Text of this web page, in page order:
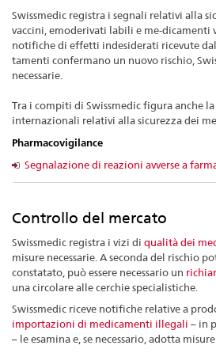
Swissmedic registra i segnali relativi alla
vaccini, emoderivati labili e me-dicamenti
notifiche di effetti indesiderati ricevute
tamenti confermano un nuovo rischio,
necessarie.
Tra i compiti di Swissmedic figura anche
internazionali relativi alla sicurezza dei
Pharmacovigilance
Segnalazione di reazioni avverse a
Controllo del mercato
Swissmedic registra i vizi di qualità dei
misure necessarie. A seconda del rischio
constatato, può essere necessario un
una circolare alle cerchie specialistiche.
Swissmedic riceve notifiche relative a
importazioni di medicamenti illegali – in
– le esamina e, se necessario, adotta